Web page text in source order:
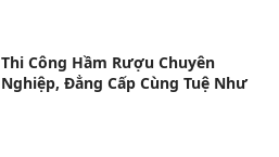
Thi Công Hầm Rượu Chuyên
Nghiệp, Đẳng Cấp Cùng Tuệ Như